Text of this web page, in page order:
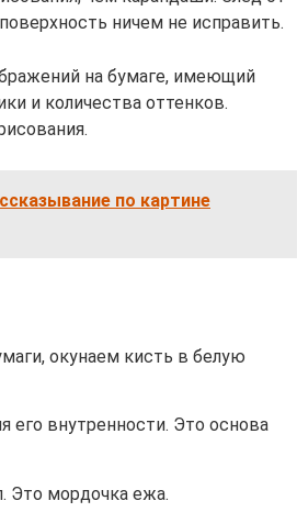
ничем не исправить.
на бумаге, имеющий
и количества оттенков.
по картине
окунаем кисть в белую
его внутренности. Это основа
Это мордочка ежа.